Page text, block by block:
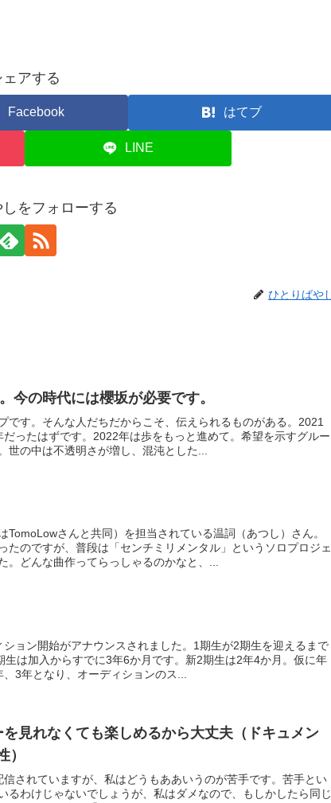
ェアする
Facebook はてブ
LINE
をフォローする
ひとりばや
今の時代には櫻坂が必要です。
です。そんな人だちだからこそ、伝えられるものがある。2021
ったはずです。2022年は歩をもっと進めて。希望を示すグルー
世の中は不透明さが増し、混沌とした...
TomoLowさんと共同）を担当されている温詞（あつし）さん。
たのですが、普段は「センチミリメンタル」というソロプロジェ
。どんな曲作ってらっしゃるのかなと、...
ョン開始がアナウンスされました。1期生が2期生を迎えるまで
生は加入からすでに3年6か月です。新2期生は2年4か月。仮に年
3年となり、オーディションのス...
見れなくても楽しめるから大丈夫（ドキュメン
）
されていますが、私はどうもああいうのが苦手です。苦手とい
るわけじゃないでしょうが、私はダメなので、もしかしたら同じ